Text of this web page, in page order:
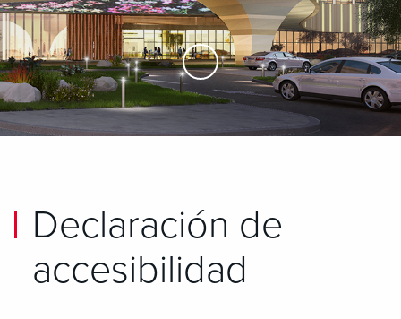
Skip to Main Content
Declaración de
accesibilidad